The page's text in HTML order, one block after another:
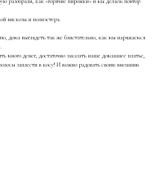
вискозы и полиэстера.
дома выглядеть так же блистательно, как мы наряжаемся
много денег, достаточно заказать наше домашнее платье,
заплести в косу! И можно радовать своим внешним